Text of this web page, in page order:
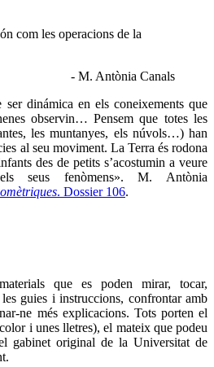
com les operacions de la
- M. Antònia Canals
dinámica en els coneixements que
observin… Pensem que totes les
les muntanyes, els núvols…) han
al seu moviment. La Terra és rodona
des de petits s’acostumin a veure
seus fenòmens». M. Antònia
. Dossier 106.
que es poden mirar, tocar,
guies i instruccions, confrontar amb
ne més explicacions. Tots porten el
i unes lletres), el mateix que podeu
gabinet original de la Universitat de